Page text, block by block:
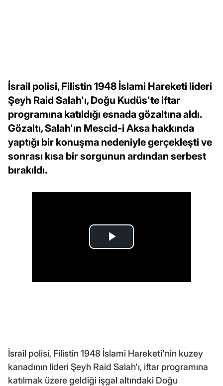
İsrail polisi, Filistin 1948 İslami Hareketi lideri
Şeyh Raid Salah'ı, Doğu Kudüs'te iftar
programına katıldığı esnada gözaltına aldı.
Gözaltı, Salah'ın Mescid-i Aksa hakkında
yaptığı bir konuşma nedeniyle gerçekleşti ve
sonrası kısa bir sorgunun ardından serbest
bırakıldı.
İsrail polisi, Filistin 1948 İslami Hareketi'nin kuzey
kanadının lideri Şeyh Raid Salah'ı, iftar programına
katılmak üzere geldiği işgal altındaki Doğu